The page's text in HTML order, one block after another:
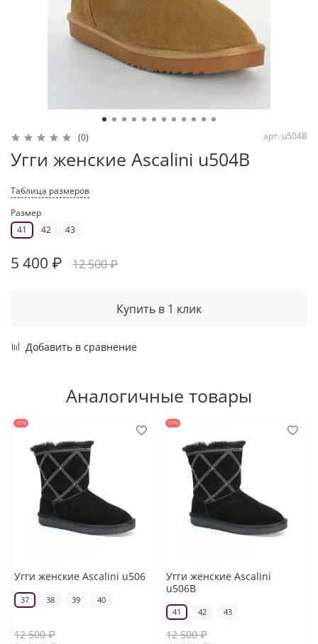
(0) арт. u504B
Угги женские Ascalini u504B
Таблица размеров
Размер
41
42 43
5 400 ₽ 12 500 ₽
Купить в 1 клик
Добавить в сравнение
Аналогичные товары
-57%
Угги женские Ascalini u506
37 38 39 40
12 500 ₽
-57%
Угги женские Ascalini
u506B
41 42 43
12 500 ₽